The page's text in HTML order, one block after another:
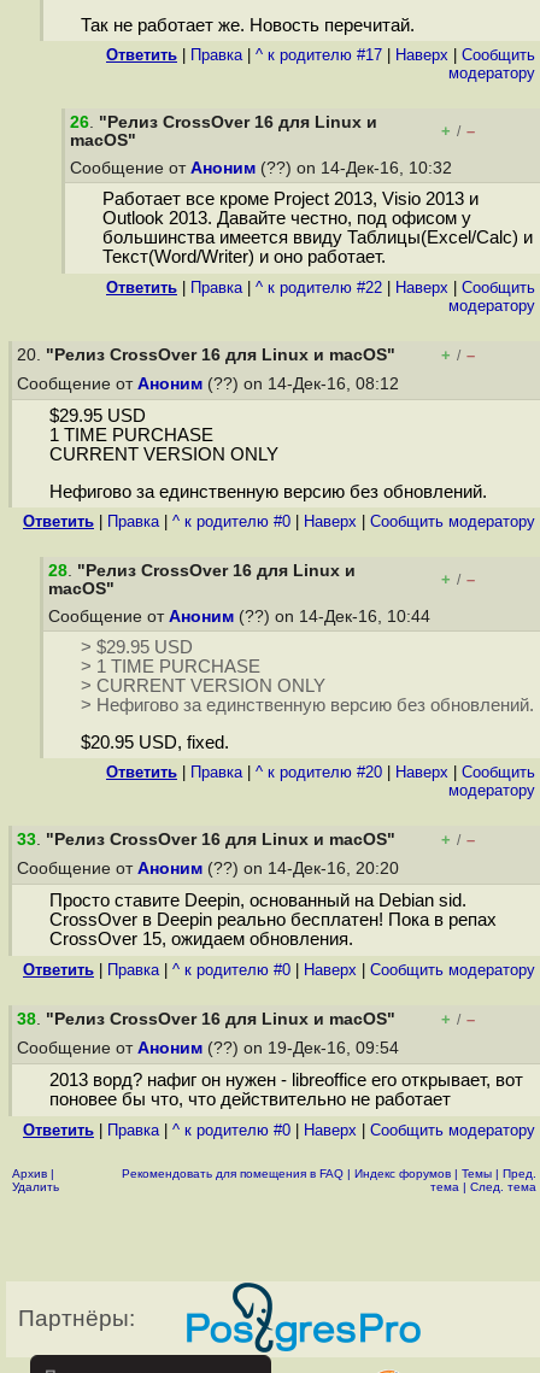
Так не работает же. Новость перечитай.
Ответить Правка| ^ к родителю #17 Наверх
Cообщить
модератору
26. "Релиз CrossOver 16 для Linux и
macOS"
+ / –
Сообщение от Аноним (??) on 14-Дек-16, 10:32
Работает все кроме Project 2013, Visio 2013 и
Outlook 2013. Давайте честно, под офисом у
большинства имеется ввиду Таблицы(Excel/Calc) и
Текст(Word/Writer) и оно работает.
Ответить Правка| ^ к родителю #22 Наверх
Cообщить
модератору
20. "Релиз CrossOver 16 для Linux и macOS" + / –
Сообщение от Аноним (??) on 14-Дек-16, 08:12
$29.95 USD
1 TIME PURCHASE
CURRENT VERSION ONLY
Нефигово за единственную версию без обновлений.
Ответить Правка| ^ к родителю #0 Наверх Cообщить модератору
28. "Релиз CrossOver 16 для Linux и
macOS"
+ / –
Сообщение от Аноним (??) on 14-Дек-16, 10:44
> $29.95 USD
> 1 TIME PURCHASE
> CURRENT VERSION ONLY
> Нефигово за единственную версию без обновлений.
$20.95 USD, fixed.
Ответить Правка| ^ к родителю #20 Наверх
Cообщить
модератору
33. "Релиз CrossOver 16 для Linux и macOS" + / –
Сообщение от Аноним (??) on 14-Дек-16, 20:20
Просто ставите Deepin, основанный на Debian sid.
CrossOver в Deepin реально бесплатен! Пока в репах
CrossOver 15, ожидаем обновления.
Ответить Правка| ^ к родителю #0 Наверх Cообщить модератору
38. "Релиз CrossOver 16 для Linux и macOS" + / –
Сообщение от Аноним (??) on 19-Дек-16, 09:54
2013 ворд? нафиг он нужен - libreoffice его открывает, вот
поновее бы что, что действительно не работает
Ответить Правка| ^ к родителю #0 Наверх Cообщить модератору
Архив |
Удалить
Рекомендовать для помещения в FAQ | Индекс форумов | Темы | Пред.
тема | След. тема
Партнёры: